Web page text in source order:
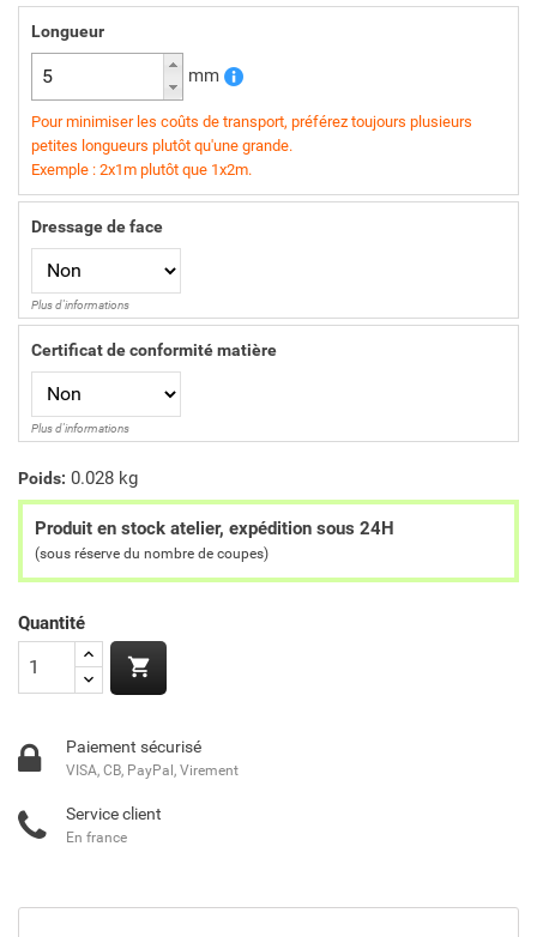
Longueur
mm
Pour minimiser les coûts de transport, préférez toujours plusieurs
petites longueurs plutôt qu'une grande.
Exemple : 2x1m plutôt que 1x2m.
Dressage de face
Plus d'informations
Certificat de conformité matière
Plus d'informations
Poids: 0.028 kg
Produit en stock atelier, expédition sous 24H
(sous réserve du nombre de coupes)
Quantité

Paiement sécurisé
VISA, CB, PayPal, Virement
Service client
En france